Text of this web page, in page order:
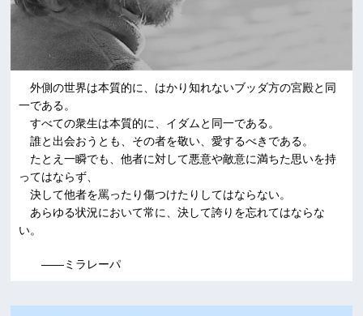
外側の世界は本質的に、はかり知れないブッダ方の宮殿と同
一である。
すべての衆生は本質的に、イダムと同一である。
誰と出会おうとも、その者を敬い、愛するべきである。
たとえ一瞬でも、他者に対して悪意や敵意に満ちた思いを持
ってはならず、
決して他者を罵ったり傷つけたりしてはならない。
あらゆる状況において常に、決して誇りを忘れてはならな
い。
――ミラレーパ